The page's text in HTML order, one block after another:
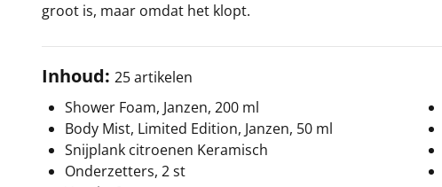
groot is, maar omdat het klopt.
Inhoud: 25 artikelen
Shower Foam, Janzen, 200 ml
Body Mist, Limited Edition, Janzen, 50 ml
Snijplank citroenen Keramisch
Onderzetters, 2 st